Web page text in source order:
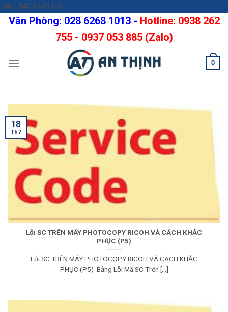
UA-154319491-3
to
content
Văn Phòng: 028 6268 1013 - Hotline: 0938 262
755 - 0937 053 885 (Zalo)
0
Lỗi SC TRÊN MÁY PHOTOCOPY RICOH VÀ CÁCH KHẮC
PHỤC (P5)
Lỗi SC TRÊN MÁY PHOTOCOPY RICOH VÀ CÁCH KHẮC
PHỤC (P5) Bảng Lỗi Mã SC Trên [...]
18
Th7